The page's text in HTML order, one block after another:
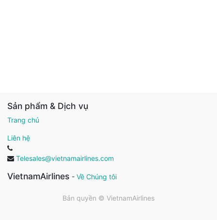
Sản phẩm & Dịch vụ
Trang chủ
Liên hệ
Telesales@vietnamairlines.com
VietnamAirlines - Về Chúng tôi
Bản quyền © VietnamAirlines